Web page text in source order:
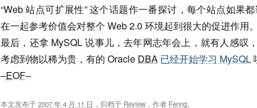
“Web 站点可扩展性” 这个话题作一番探讨，每个站点如果
在一起参考价值会对整个 Web 2.0 环境起到很大的促进作用。
最后，还拿 MySQL 说事儿，去年网志年会上，就有人感叹
考虑到物以稀为贵，有的 Oracle DBA 已经开始学习 MySQL
–EOF–
本文发布于2007 年 4 月 11 日 ，归档于 Review ，作者 Fenng。